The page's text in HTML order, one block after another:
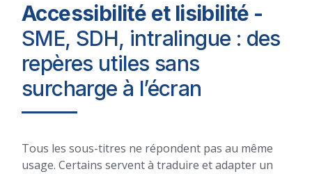
Accessibilité et lisibilité -
SME, SDH, intralingue : des
repères utiles sans
surcharge à l’écran
Tous les sous-titres ne répondent pas au même
usage. Certains servent à traduire et adapter un